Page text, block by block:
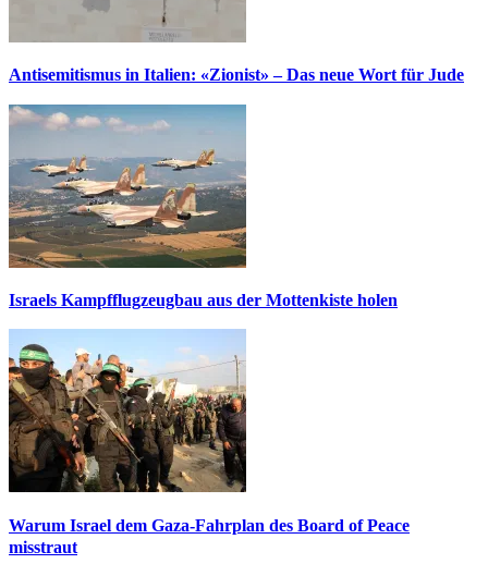
Antisemitismus in Italien: «Zionist» – Das neue Wort für Jude
Israels Kampfflugzeugbau aus der Mottenkiste holen
Warum Israel dem Gaza-Fahrplan des Board of Peace
misstraut